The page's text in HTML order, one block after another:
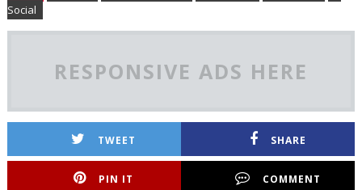
Social
RESPONSIVE ADS HERE
TWEET SHARE
PIN IT COMMENT